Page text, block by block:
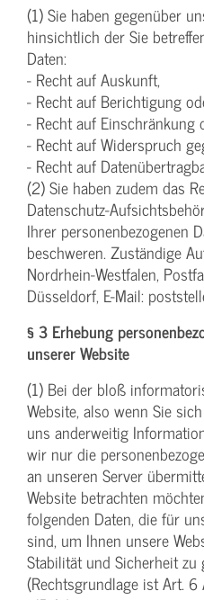
(1) Sie haben gegenüber
hinsichtlich der Sie
Daten:
- Recht auf Auskunft,
- Recht auf Berichtigung
- Recht auf Einschränkung
- Recht auf Widerspruch
- Recht auf
(2) Sie haben zudem das
Datenschutz-
Ihrer personenbezogenen
beschweren. Zuständige
Nordrhein-Westfalen,
Düsseldorf, E-Mail:
§ 3 Erhebung
unserer Website
(1) Bei der bloß
Website, also wenn Sie
uns anderweitig
wir nur die
an unseren Server
Website betrachten
folgenden Daten, die für
sind, um Ihnen unsere
Stabilität und Sicherheit zu
(Rechtsgrundlage ist Art. 6